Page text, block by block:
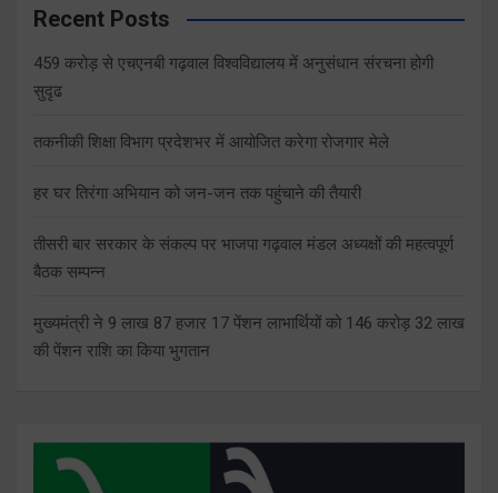
Recent Posts
459 करोड़ से एचएनबी गढ़वाल विश्वविद्यालय में अनुसंधान संरचना होगी
सुदृढ
तकनीकी शिक्षा विभाग प्रदेशभर में आयोजित करेगा रोजगार मेले
हर घर तिरंगा अभियान को जन-जन तक पहुंचाने की तैयारी
तीसरी बार सरकार के संकल्प पर भाजपा गढ़वाल मंडल अध्यक्षों की महत्वपूर्ण
बैठक सम्पन्न
मुख्यमंत्री ने 9 लाख 87 हजार 17 पेंशन लाभार्थियों को 146 करोड़ 32 लाख
की पेंशन राशि का किया भुगतान